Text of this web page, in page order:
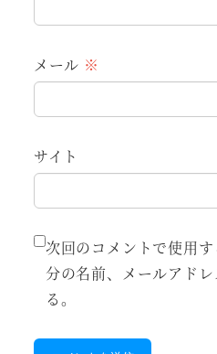
メール ※
サイト
次回のコメントで使用
分の名前、メールアド
る。